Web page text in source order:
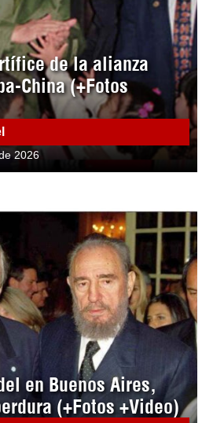
de la alianza
China (+Fotos
2026
en Buenos Aires,
(+Fotos +Video)